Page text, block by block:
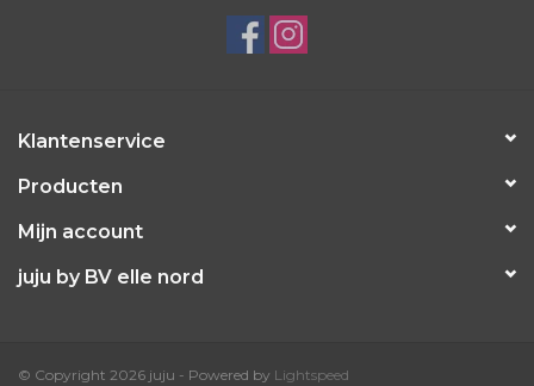
Klantenservice
Producten
Mijn account
juju by BV elle nord
© Copyright 2026 juju - Powered by Lightspeed